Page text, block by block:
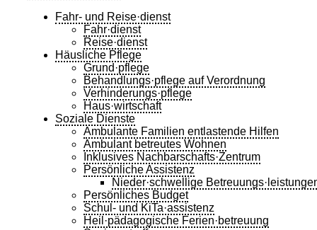
Fahr- und Reise·dienst
Fahr·dienst
Reise·dienst
Häusliche Pflege
Grund·pflege
Behandlungs·pflege auf Verordnung
Verhinderungs·pflege
Haus·wirtschaft
Soziale Dienste
Ambulante Familien entlastende Hilfen
Ambulant betreutes Wohnen
Inklusives Nachbarschafts·Zentrum
Persönliche Assistenz
Nieder·schwellige
Persönliches Budget
Schul- und KiTa·assistenz
Heil·pädagogische Ferien·betreuung